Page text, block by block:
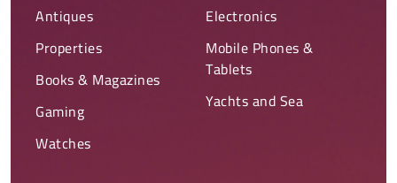
Antiques
Properties
Books & Magazines
Gaming
Watches
Electronics
Mobile Phones &
Tablets
Yachts and Sea